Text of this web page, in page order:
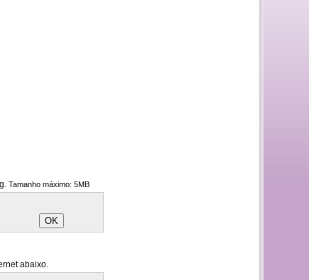
Tamanho máximo: 5MB
abaixo.